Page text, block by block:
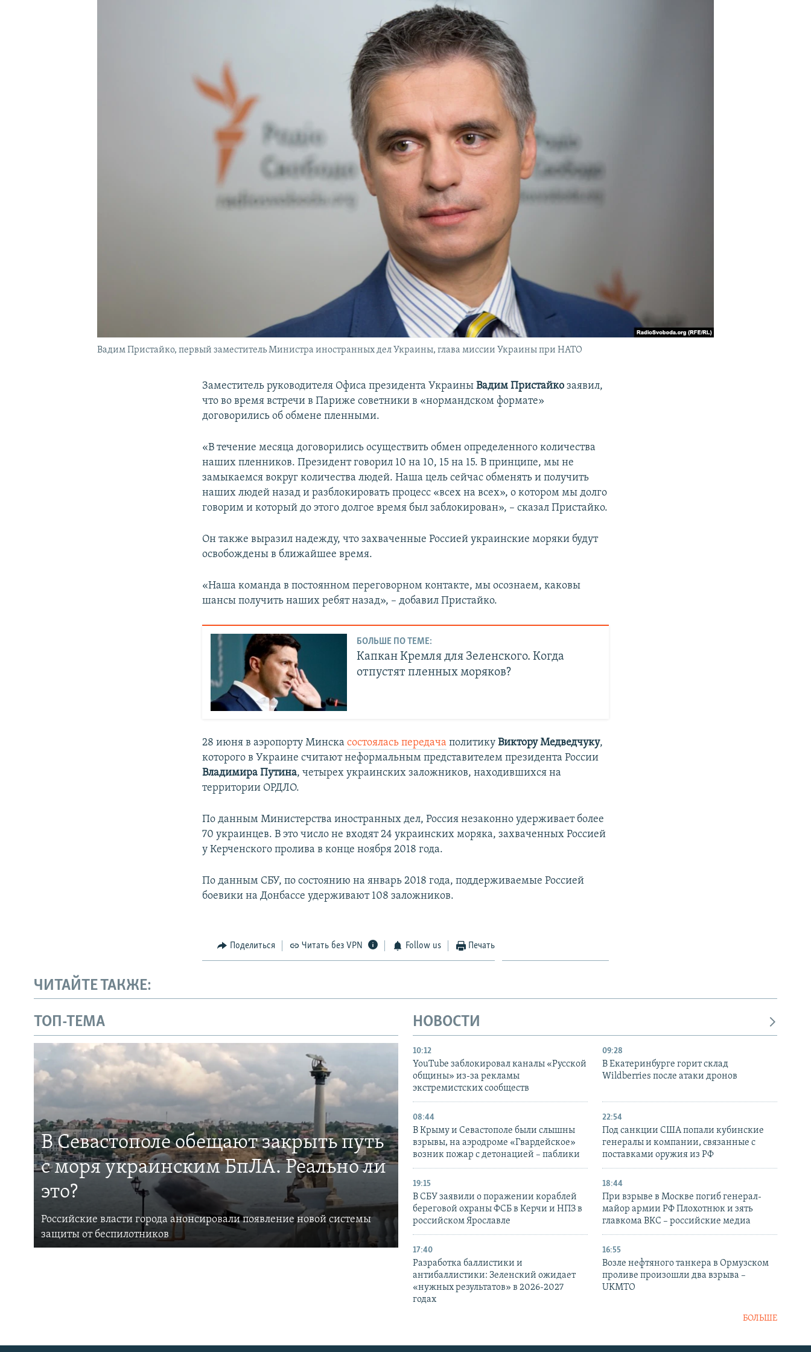
Вадим Пристайко, первый заместитель Министра иностранных дел Украины, глава миссии Украины при НАТО
Заместитель руководителя Офиса президента Украины Вадим Пристайкозаявил,
что во время встречи в Париже советники в «нормандском формате»
договорились об обмене пленными.
«В течение месяца договорились осуществить обмен определенного количества
наших пленников. Президент говорил 10 на 10, 15 на 15. В принципе, мы не
замыкаемся вокруг количества людей. Наша цель сейчас обменять и получить
наших людей назад и разблокировать процесс «всех на всех», о котором мы долго
говорим и который до этого долгое время был заблокирован», – сказал Пристайко.
Он также выразил надежду, что захваченные Россией украинские моряки будут
освобождены в ближайшее время.
«Наша команда в постоянном переговорном контакте, мы осознаем, каковы
шансы получить наших ребят назад», – добавил Пристайко.
БОЛЬШЕ ПО ТЕМЕ:
Капкан Кремля для Зеленского. Когда
отпустят пленных моряков?
28 июня в аэропорту Минскасостоялась передача политику Виктору Медведчуку,
которого в Украине считают неформальным представителем президента России
Владимира Путина, четырех украинских заложников, находившихся на
территории ОРДЛО.
По данным Министерства иностранных дел, Россия незаконно удерживает более
70 украинцев. В это число не входят 24 украинских моряка, захваченных Россией
у Керченского пролива в конце ноября 2018 года.
По данным СБУ, по состоянию на январь 2018 года, поддерживаемые Россией
боевики на Донбассе удерживают 108 заложников.
Поделиться Читать без VPN Follow us Печать
ЧИТАЙТЕ ТАКЖЕ:
ТОП-ТЕМА
В Севастополе обещают закрыть путь
с моря украинским БпЛА. Реально ли
это?
Российские власти города анонсировали появление новой системы
защиты от беспилотников
НОВОСТИ
10:12
YouTube заблокировал каналы «Русской
общины» из-за рекламы
экстремистских сообществ
09:28
В Екатеринбурге горит склад
Wildberries после атаки дронов
08:44
В Крыму и Севастополе были слышны
взрывы, на аэродроме «Гвардейское»
возник пожар с детонацией – паблики
22:54
Под санкции США попали кубинские
генералы и компании, связанные с
поставками оружия из РФ
19:15
В СБУ заявили о поражении кораблей
береговой охраны ФСБ в Керчи и НПЗ в
российском Ярославле
18:44
При взрыве в Москве погиб генерал-
майор армии РФ Плохотнюк и зять
главкома ВКС – российские медиа
17:40
Разработка баллистики и
антибаллистики: Зеленский ожидает
«нужных результатов» в 2026-2027
годах
16:55
Возле нефтяного танкера в Ормузском
проливе произошли два взрыва –
UKMTO
БОЛЬШЕ